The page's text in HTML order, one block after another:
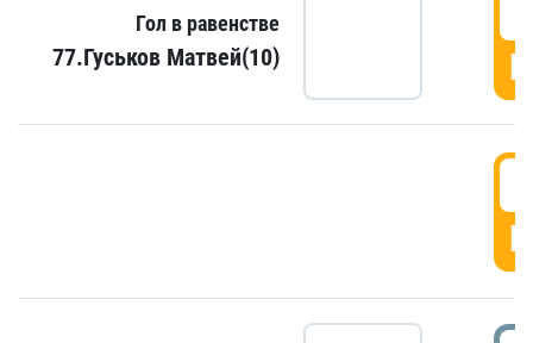
Гол в равенстве
77.Гуськов Матвей(10)